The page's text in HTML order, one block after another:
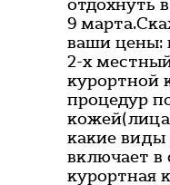
отдохнуть
9
ваши цены:
2-х
курортной
процедур
какие виды
включает в
курортная